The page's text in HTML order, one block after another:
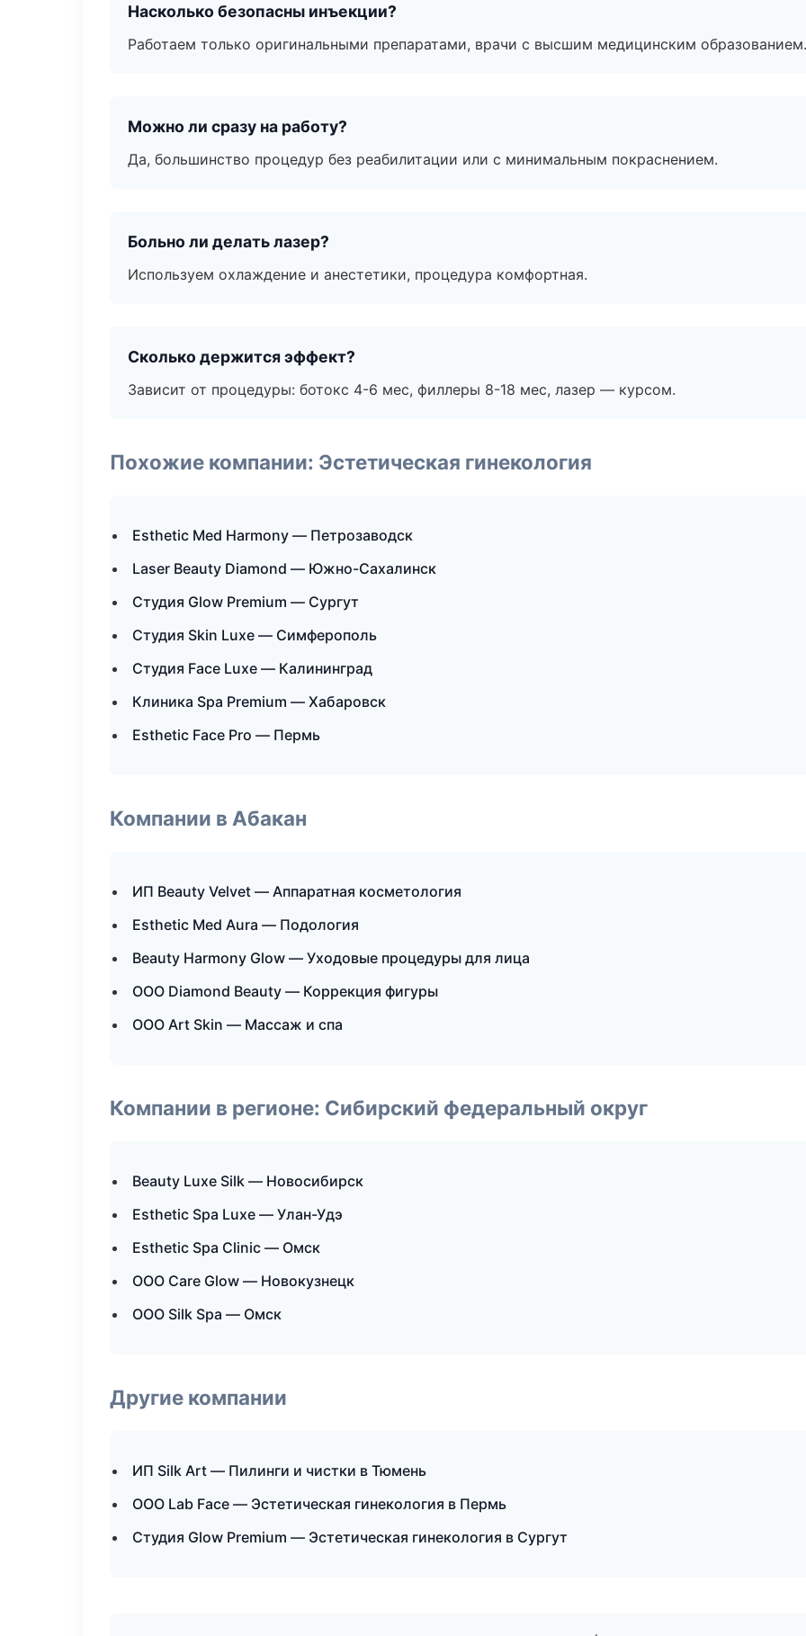
Насколько безопасны инъекции?
Работаем только оригинальными препаратами, врачи с высшим медицинским образованием.
Можно ли сразу на работу?
Да, большинство процедур без реабилитации или с минимальным покраснением.
Больно ли делать лазер?
Используем охлаждение и анестетики, процедура комфортная.
Сколько держится эффект?
Зависит от процедуры: ботокс 4-6 мес, филлеры 8-18 мес, лазер — курсом.
Похожие компании: Эстетическая гинекология
Esthetic Med Harmony — Петрозаводск
Laser Beauty Diamond — Южно-Сахалинск
Студия Glow Premium — Сургут
Студия Skin Luxe — Симферополь
Студия Face Luxe — Калининград
Клиника Spa Premium — Хабаровск
Esthetic Face Pro — Пермь
Компании в Абакан
ИП Beauty Velvet — Аппаратная косметология
Esthetic Med Aura — Подология
Beauty Harmony Glow — Уходовые процедуры для лица
ООО Diamond Beauty — Коррекция фигуры
ООО Art Skin — Массаж и спа
Компании в регионе: Сибирский федеральный округ
Beauty Luxe Silk — Новосибирск
Esthetic Spa Luxe — Улан-Удэ
Esthetic Spa Clinic — Омск
ООО Care Glow — Новокузнецк
ООО Silk Spa — Омск
Другие компании
ИП Silk Art — Пилинги и чистки в Тюмень
ООО Lab Face — Эстетическая гинекология в Пермь
Студия Glow Premium — Эстетическая гинекология в Сургут